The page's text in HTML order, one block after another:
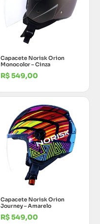
Capacete Norisk Orion
Monocolor – Cinza
R$549,00
Capacete Norisk Orion
Journey – Amarelo
R$549,00